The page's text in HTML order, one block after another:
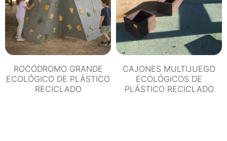
ROCÓDROMO GRANDE
ECOLÓGICO DE PLÁSTICO
RECICLADO
CAJONES MULTIJUEGO
ECOLÓGICOS DE
PLÁSTICO RECICLADO